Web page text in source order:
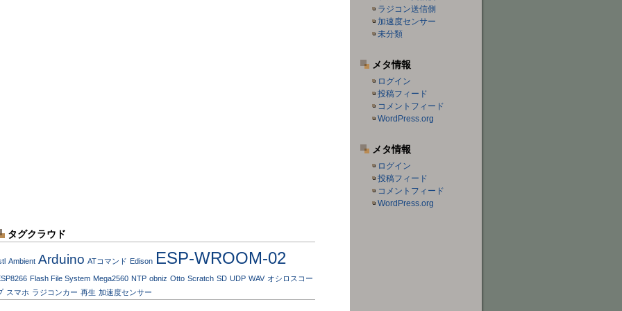
ラジコン送信側
加速度センサー
未分類
メタ情報
ログイン
投稿フィード
コメントフィード
WordPress.org
メタ情報
ログイン
投稿フィード
コメントフィード
WordPress.org
タグクラウド
Ambient Arduino ATコマンド Edison ESP-WROOM-02
Flash File System Mega2560 NTP obniz Otto Scratch SD UDP WAV オシロスコー
スマホ ラジコンカー 再生 加速度センサー